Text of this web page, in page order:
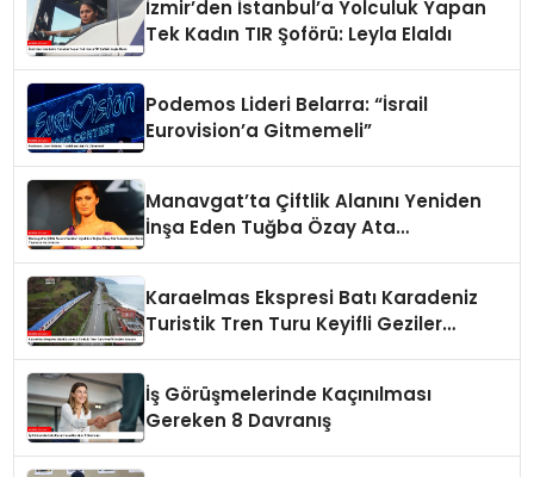
İzmir’den İstanbul’a Yolculuk Yapan
Tek Kadın TIR Şoförü: Leyla Elaldı
Podemos Lideri Belarra: “İsrail
Eurovision’a Gitmemeli”
Manavgat’ta Çiftlik Alanını Yeniden
İnşa Eden Tuğba Özay Ata
Karaelmas Ekspresi Batı Karadeniz
Turistik Tren Turu Keyifli Geziler
İş Görüşmelerinde Kaçınılması
Gereken 8 Davranış